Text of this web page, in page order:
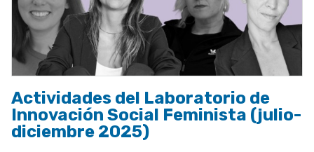
Actividades del Laboratorio de
Innovación Social Feminista (julio-
diciembre 2025)